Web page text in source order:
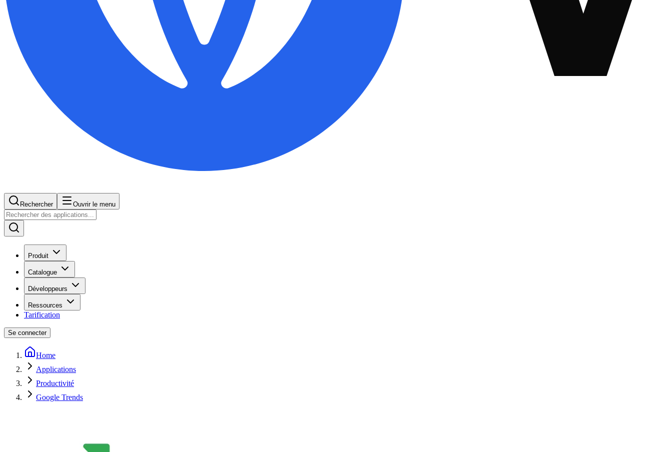
Rechercher Ouvrir le menu
Produit
Catalogue
Développeurs
Ressources
Tarification
Se connecter
Home
Applications
Productivité
Google Trends